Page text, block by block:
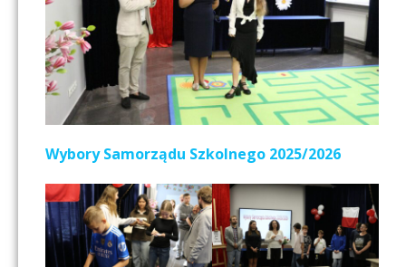
Wybory Samorządu Szkolnego 2025/2026